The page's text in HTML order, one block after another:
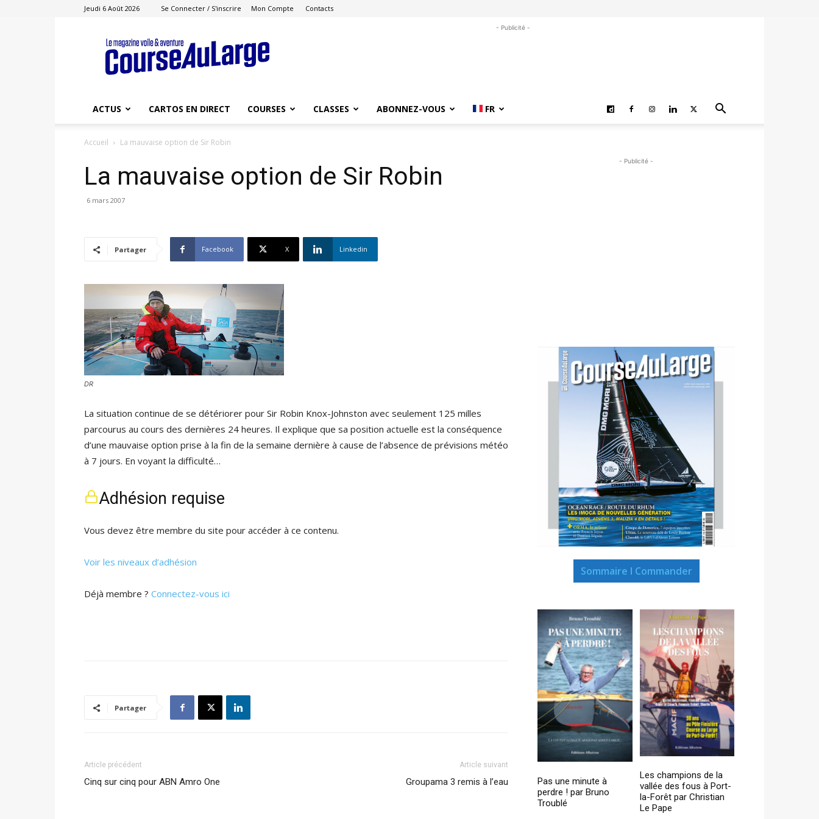
Jeudi 6 Août 2026 Se Connecter / S'inscrire Mon Compte Contacts
Course
au
Large
- Publicité -
ACTUS CARTOS EN DIRECT COURSES CLASSES ABONNEZ-VOUS FR
Accueil La mauvaise option de Sir Robin
La mauvaise option de Sir Robin
6 mars 2007
Partager Facebook X Linkedin
DR
La situation continue de se détériorer pour Sir Robin Knox-Johnston avec seulement 125 milles
parcourus au cours des dernières 24 heures. Il explique que sa position actuelle est la conséquence
d’une mauvaise option prise à la fin de la semaine dernière à cause de l’absence de prévisions météo
à 7 jours. En voyant la difficulté…
Adhésion requise
Vous devez être membre du site pour accéder à ce contenu.
Voir les niveaux d’adhésion
Déjà membre ? Connectez-vous ici
Partager
Article précédent
Cinq sur cinq pour ABN Amro One
Article suivant
Groupama 3 remis à l’eau
- Publicité -
Sommaire I Commander
Pas une minute à
perdre ! par Bruno
Troublé
Les champions de la
vallée des fous à Port-
la-Forêt par Christian
Le Pape